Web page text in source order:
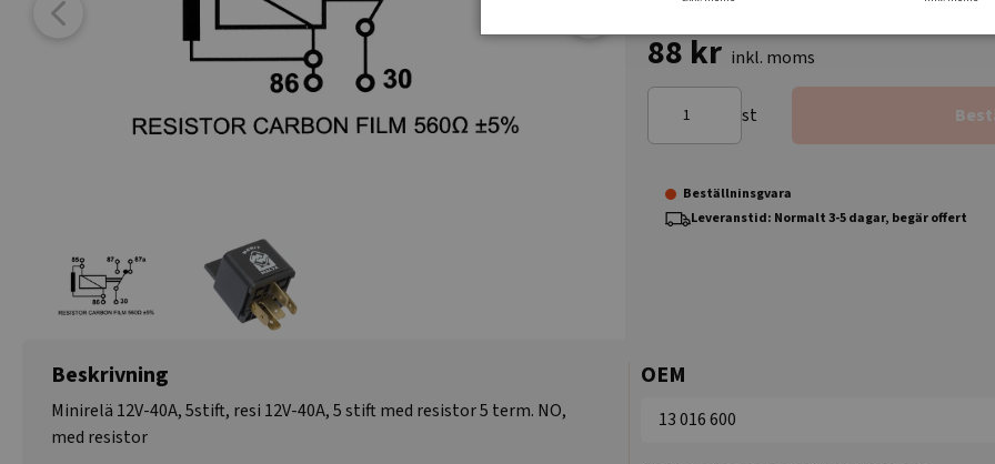
88 kr inkl. moms
st
Beställninsgvara
Leveranstid: Normalt 3-5 dagar, begär offert
Beskrivning
Minirelä 12V-40A, 5stift, resi 12V-40A, 5 stift med resistor 5 term. NO,
med resistor
OEM
13 016 600